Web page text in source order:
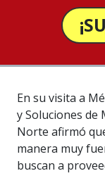
En su visita a
y Soluciones de
Norte afirmó
manera muy
buscan a